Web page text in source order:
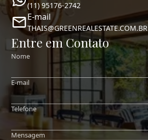
(11) 95176-2742
E-mail
THAIS@GREENREALESTATE.COM.BR
Entre em Contato
Nome
E-mail
Telefone
Mensagem